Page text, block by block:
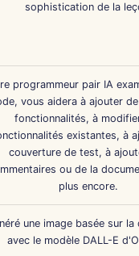
sophistication de la
programmeur pair IA
vous aidera à ajouter
fonctionnalités, à
existantes, à
couverture de test, à
ou de la
plus encore.
une image basée sur
avec le modèle DALL-E